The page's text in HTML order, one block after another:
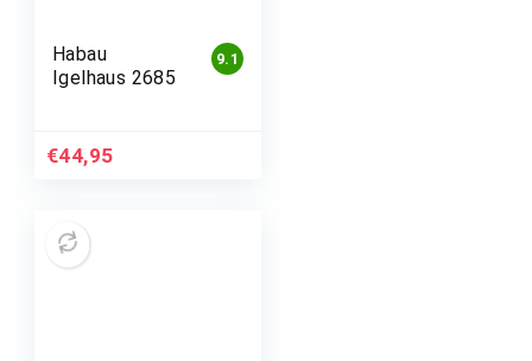
9.1
Habau
Igelhaus 2685
€44,95